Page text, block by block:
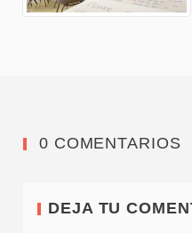
0 COMENTARIOS
DEJA TU